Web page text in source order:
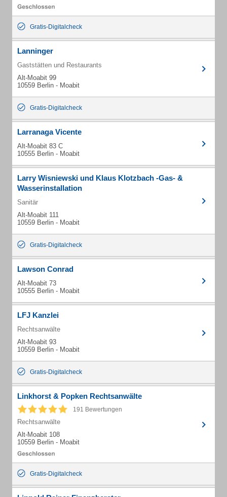
Gratis-Digitalcheck
Lanninger
Gaststätten und Restaurants
Alt-Moabit 99
10559 Berlin - Moabit
Gratis-Digitalcheck
Larranaga Vicente
Alt-Moabit 83 C
10555 Berlin - Moabit
Larry Wisniewski und Klaus Klotzbach -Gas- &
Wasserinstallation
Sanitär
Alt-Moabit 111
10559 Berlin - Moabit
Gratis-Digitalcheck
Lawson Conrad
Alt-Moabit 73
10555 Berlin - Moabit
LFJ Kanzlei
Rechtsanwälte
Alt-Moabit 93
10559 Berlin - Moabit
Gratis-Digitalcheck
Linkhorst & Popken Rechtsanwälte
191 Bewertungen
Rechtsanwälte
Alt-Moabit 108
10559 Berlin - Moabit
Gratis-Digitalcheck